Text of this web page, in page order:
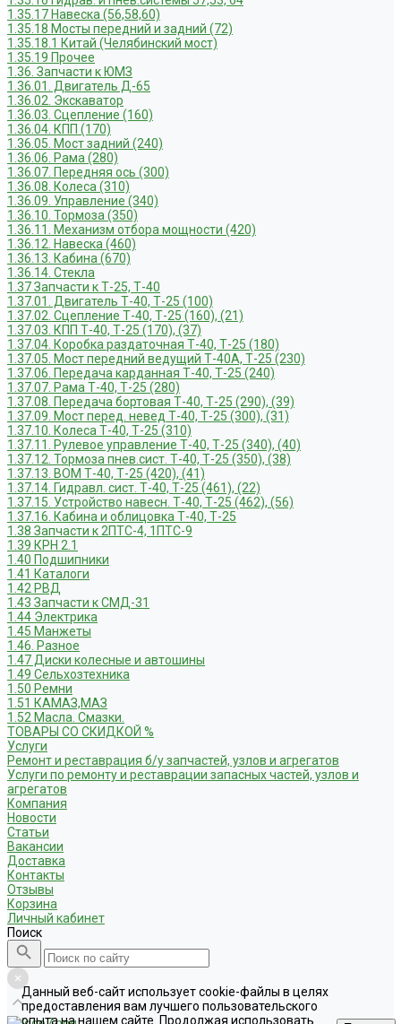
1.35.17 Навеска (56,58,60)
1.35.18 Мосты передний и задний (72)
1.35.18.1 Китай (Челябинский мост)
1.35.19 Прочее
1.36. Запчасти к ЮМЗ
1.36.01. Двигатель Д-65
1.36.02. Экскаватор
1.36.03. Сцепление (160)
1.36.04. КПП (170)
1.36.05. Мост задний (240)
1.36.06. Рама (280)
1.36.07. Передняя ось (300)
1.36.08. Колеса (310)
1.36.09. Управление (340)
1.36.10. Тормоза (350)
1.36.11. Механизм отбора мощности (420)
1.36.12. Навеска (460)
1.36.13. Кабина (670)
1.36.14. Стекла
1.37 Запчасти к Т-25, Т-40
1.37.01. Двигатель Т-40, Т-25 (100)
1.37.02. Сцепление Т-40, Т-25 (160), (21)
1.37.03. КПП Т-40, Т-25 (170), (37)
1.37.04. Коробка раздаточная Т-40, Т-25 (180)
1.37.05. Мост передний ведущий Т-40А, Т-25 (230)
1.37.06. Передача карданная Т-40, Т-25 (240)
1.37.07. Рама Т-40, Т-25 (280)
1.37.08. Передача бортовая Т-40, Т-25 (290), (39)
1.37.09. Мост перед. невед Т-40, Т-25 (300), (31)
1.37.10. Колеса Т-40, Т-25 (310)
1.37.11. Рулевое управление Т-40, Т-25 (340), (40)
1.37.12. Тормоза пнев.сист. Т-40, Т-25 (350), (38)
1.37.13. ВОМ Т-40, Т-25 (420), (41)
1.37.14. Гидравл. сист. Т-40, Т-25 (461), (22)
1.37.15. Устройство навесн. Т-40, Т-25 (462), (56)
1.37.16. Кабина и облицовка Т-40, Т-25
1.38 Запчасти к 2ПТС-4, 1ПТС-9
1.39 КРН 2.1
1.40 Подшипники
1.41 Каталоги
1.42 РВД
1.43 Запчасти к СМД-31
1.44 Электрика
1.45 Манжеты
1.46. Разное
1.47 Диски колесные и автошины
1.49 Сельхозтехника
1.50 Ремни
1.51 КАМАЗ,МАЗ
1.52 Масла. Смазки.
ТОВАРЫ СО СКИДКОЙ %
Услуги
Ремонт и реставрация б/у запчастей, узлов и агрегатов
Услуги по ремонту и реставрации запасных частей, узлов и
агрегатов
Компания
Новости
Статьи
Вакансии
Доставка
Контакты
Отзывы
Корзина
Личный кабинет
Поиск
Данный веб-сайт использует cookie-файлы в целях
предоставления вам лучшего пользовательского
опыта на нашем сайте. Продолжая использовать